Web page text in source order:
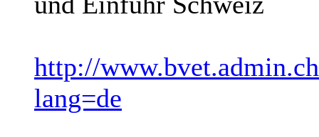
http://
lang=de